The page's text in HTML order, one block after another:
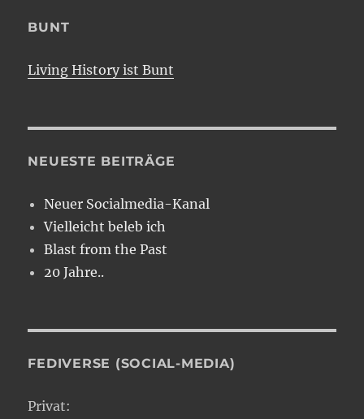
BUNT
Living History ist Bunt
NEUESTE BEITRÄGE
Neuer Socialmedia-Kanal
Vielleicht beleb ich
Blast from the Past
20 Jahre..
FEDIVERSE (SOCIAL-MEDIA)
Privat: